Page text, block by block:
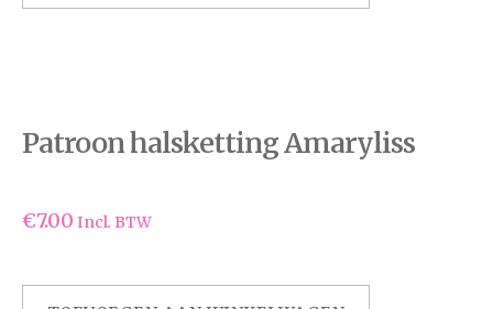
Patroon halsketting Amaryliss
€7.00 Incl. BTW